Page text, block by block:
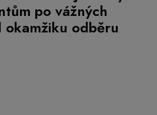
po vážných
odběru